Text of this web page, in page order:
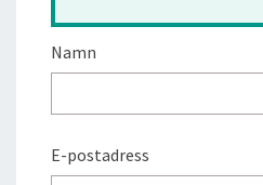
Namn
E-postadress